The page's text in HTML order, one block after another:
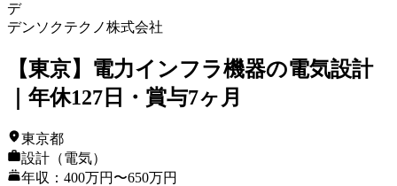
デ
デンソクテクノ株式会社
【東京】電力インフラ機器の電気設計
｜年休127日・賞与7ヶ月
東京都
設計（電気）
年収：400万円〜650万円